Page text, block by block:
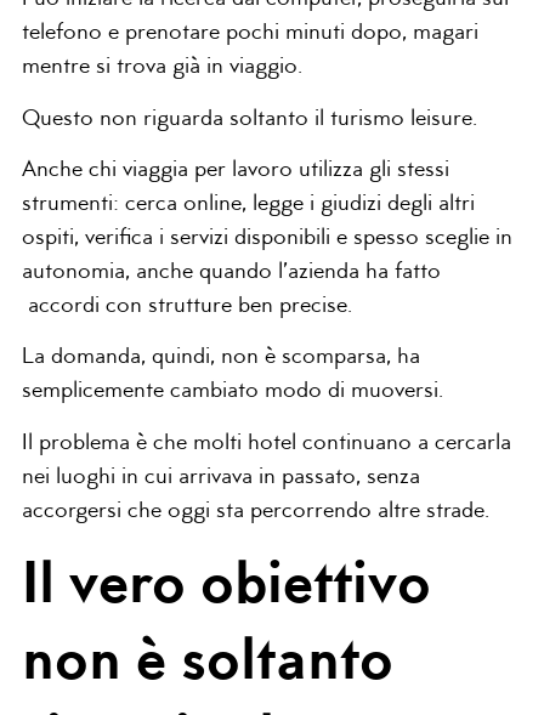
telefono e prenotare pochi minuti dopo, magari
mentre si trova già in viaggio.
Questo non riguarda soltanto il turismo leisure.
Anche chi viaggia per lavoro utilizza gli stessi
strumenti: cerca online, legge i giudizi degli altri
ospiti, verifica i servizi disponibili e spesso sceglie in
autonomia, anche quando l’azienda ha fatto
accordi con strutture ben precise.
La domanda, quindi, non è scomparsa, ha
semplicemente cambiato modo di muoversi.
Il problema è che molti hotel continuano a cercarla
nei luoghi in cui arrivava in passato, senza
accorgersi che oggi sta percorrendo altre strade.
Il vero obiettivo
non è soltanto